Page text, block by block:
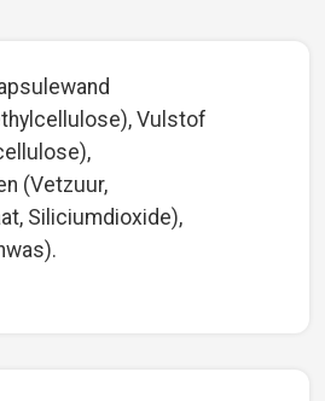
Vulstof
(Vetzuur,
Siliciumdioxide),